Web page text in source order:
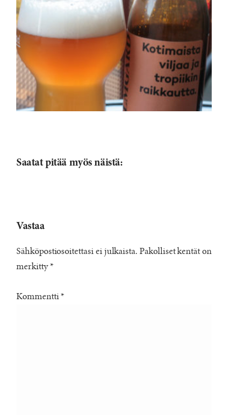
Saatat pitää myös näistä:
Vastaa
Sähköpostiosoitettasi ei julkaista. Pakolliset kentät on
merkitty *
Kommentti *